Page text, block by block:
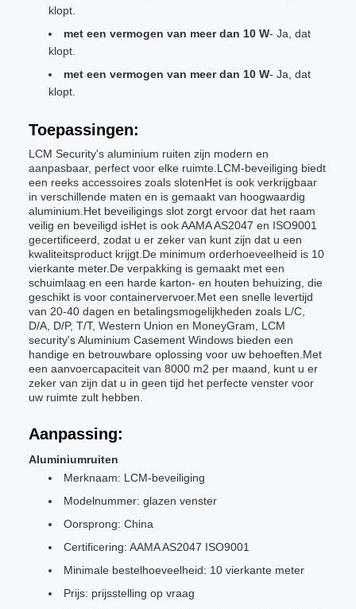
klopt.
met een vermogen van meer dan 10 W- Ja, dat
klopt.
met een vermogen van meer dan 10 W- Ja, dat
klopt.
Toepassingen:
LCM Security's aluminium ruiten zijn modern en
aanpasbaar, perfect voor elke ruimte.LCM-beveiliging biedt
een reeks accessoires zoals slotenHet is ook verkrijgbaar
in verschillende maten en is gemaakt van hoogwaardig
aluminium.Het beveiligings slot zorgt ervoor dat het raam
veilig en beveiligd isHet is ook AAMA AS2047 en ISO9001
gecertificeerd, zodat u er zeker van kunt zijn dat u een
kwaliteitsproduct krijgt.De minimum orderhoeveelheid is 10
vierkante meter.De verpakking is gemaakt met een
schuimlaag en een harde karton- en houten behuizing, die
geschikt is voor containervervoer.Met een snelle levertijd
van 20-40 dagen en betalingsmogelijkheden zoals L/C,
D/A, D/P, T/T, Western Union en MoneyGram, LCM
security's Aluminium Casement Windows bieden een
handige en betrouwbare oplossing voor uw behoeften.Met
een aanvoercapaciteit van 8000 m2 per maand, kunt u er
zeker van zijn dat u in geen tijd het perfecte venster voor
uw ruimte zult hebben.
Aanpassing:
Aluminiumruiten
Merknaam: LCM-beveiliging
Modelnummer: glazen venster
Oorsprong: China
Certificering: AAMA AS2047 ISO9001
Minimale bestelhoeveelheid: 10 vierkante meter
Prijs: prijsstelling op vraag